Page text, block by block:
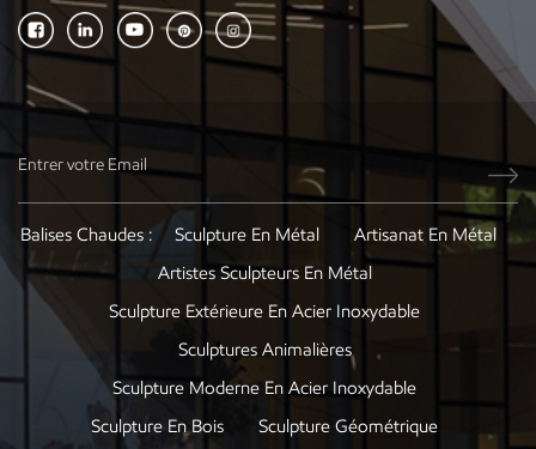
Balises Chaudes : Sculpture En Métal
Artisanat En Métal
Artistes Sculpteurs En Métal
Sculpture Extérieure En Acier Inoxydable
Sculptures Animalières
Sculpture Moderne En Acier Inoxydable
Sculpture En Bois
Sculpture Géométrique